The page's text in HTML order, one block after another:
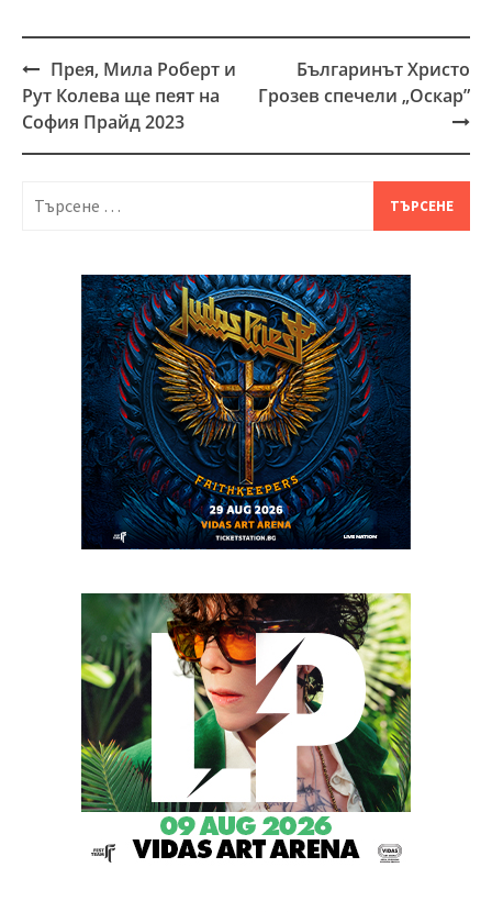
Post
navigation
Прея, Мила Роберт и
Рут Колева ще пеят на
София Прайд 2023
Българинът Христо
Грозев спечели „Оскар”
Търсене